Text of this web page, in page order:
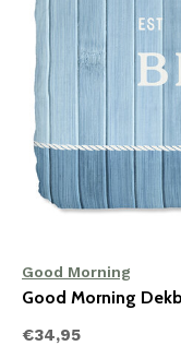
Good Morning
Good Morning
€34,95